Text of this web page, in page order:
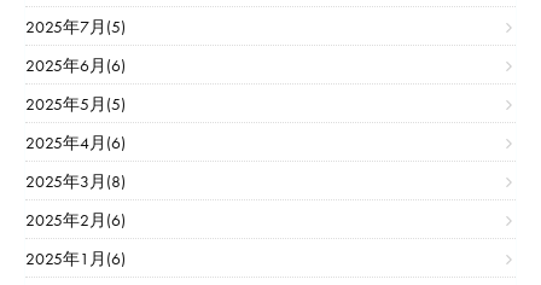
2025年7月(5)
2025年6月(6)
2025年5月(5)
2025年4月(6)
2025年3月(8)
2025年2月(6)
2025年1月(6)